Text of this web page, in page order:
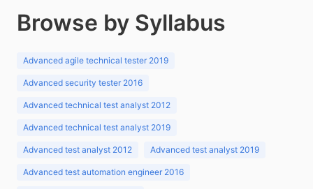
Browse by Syllabus
Advanced agile technical tester 2019
Advanced security tester 2016
Advanced technical test analyst 2012
Advanced technical test analyst 2019
Advanced test analyst 2012 Advanced test analyst 2019
Advanced test automation engineer 2016